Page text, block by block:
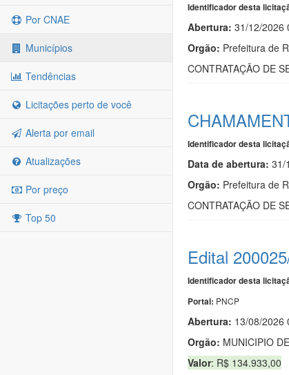
Por CNAE
Municípios
Tendências
Licitações perto de você
Alerta por email
Atualizações
Por preço
Top 50
Identificador desta
Abertura: 31/12/2026
Orgão: Prefeitura de
CONTRATAÇÃO DE
Identificador desta
Data de abertura: 31/
Orgão: Prefeitura de
CONTRATAÇÃO DE
Edital
Identificador desta
Portal: PNCP
Abertura: 13/08/2026
Orgão: MUNICIPIO
Valor: R$ 134.933,00